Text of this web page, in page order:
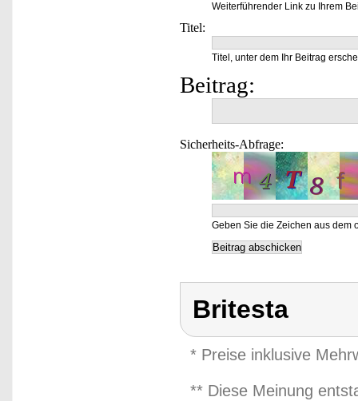
Weiterführender Link zu Ihrem
Titel:
Titel, unter dem Ihr Beitrag
Beitrag:
Sicherheits-Abfrage:
Geben Sie die Zeichen aus dem
Britesta
* Preise inklusive
** Diese Meinung